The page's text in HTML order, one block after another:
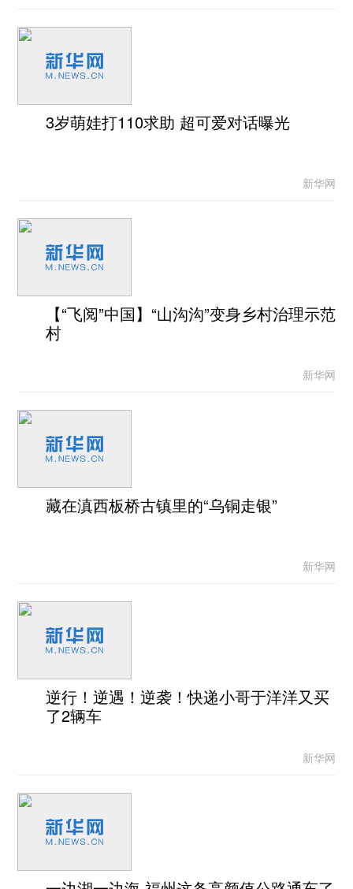
3岁萌娃打110求助 超可爱对话曝光
新华网
【“飞阅”中国】“山沟沟”变身乡村治理示范
村
新华网
藏在滇西板桥古镇里的“乌铜走银”
新华网
逆行！逆遇！逆袭！快递小哥于洋洋又买
了2辆车
新华网